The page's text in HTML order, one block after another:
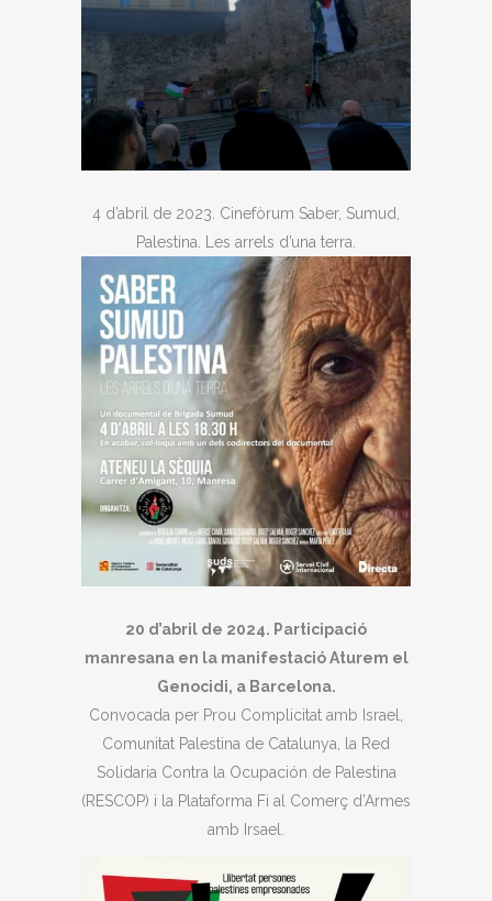
4 d’abril de 2023. Cinefòrum Saber, Sumud,
Palestina. Les arrels d’una terra.
20 d’abril de 2024. Participació
manresana en la manifestació Aturem el
Genocidi, a Barcelona.
Convocada per Prou Complicitat amb Israel,
Comunitat Palestina de Catalunya, la Red
Solidaria Contra la Ocupación de Palestina
(RESCOP) i la Plataforma Fi al Comerç d’Armes
amb Irsael.